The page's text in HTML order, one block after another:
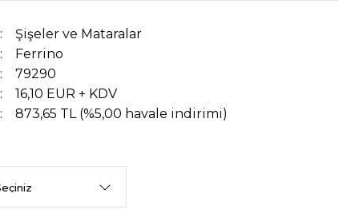
Şişeler ve Mataralar
Ferrino
79290
16,10 EUR + KDV
873,65 TL (%5,00 havale indirimi)